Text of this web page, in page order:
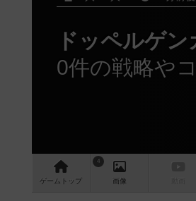
ドッペルゲ
0件の戦略や
ゲーム トップ
4
画像